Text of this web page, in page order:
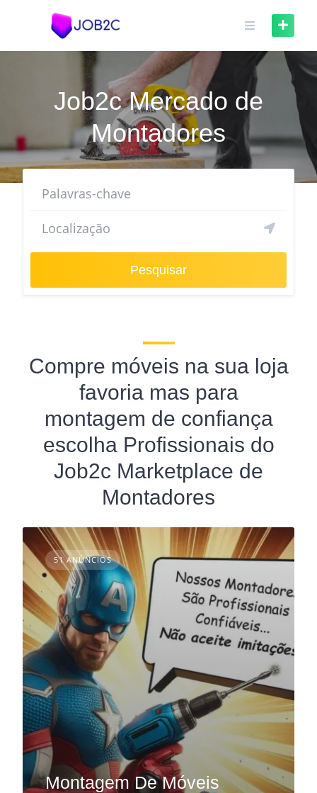
Job2c Mercado de
Montadores
Pesquisar
Compre móveis na sua loja
favoria mas para
montagem de confiança
escolha Profissionais do
Job2c Marketplace de
Montadores
51 ANÚNCIOS
Montagem De Móveis